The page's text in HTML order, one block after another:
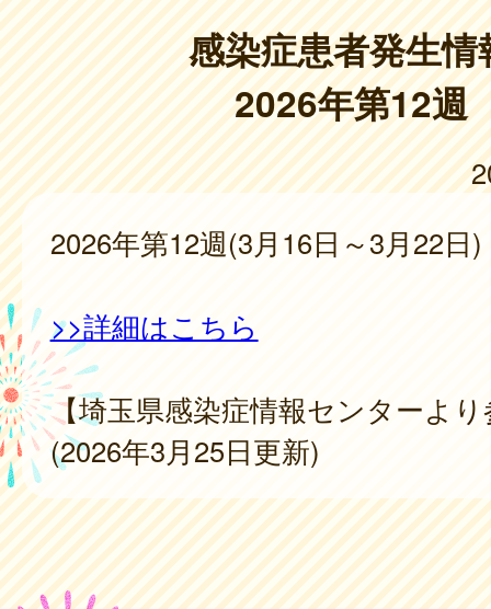
感染症患者発生情
2026年第12週
2026年第12週(3月16日～3月22日)
>>詳細はこちら
【埼玉県感染症情報センターより
(2026年3月25日更新)